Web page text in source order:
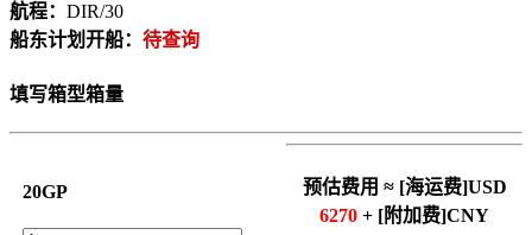
航程： DIR/30
船东计划开船： 待查询
填写箱型箱量
20GP
预估费用 ≈ [海运费]USD
6270 + [附加费]CNY